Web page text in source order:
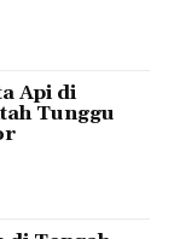
Api di
Tunggu